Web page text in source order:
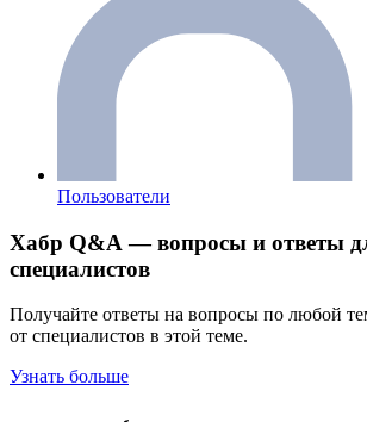
Пользователи
Хабр Q&A — вопросы и ответы
специалистов
Получайте ответы на вопросы по любой
от специалистов в этой теме.
Узнать больше